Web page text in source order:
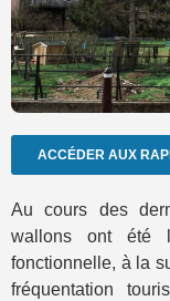
ACCÉDER AUX
Au cours des
wallons ont été
fonctionnelle, à la
fréquentation